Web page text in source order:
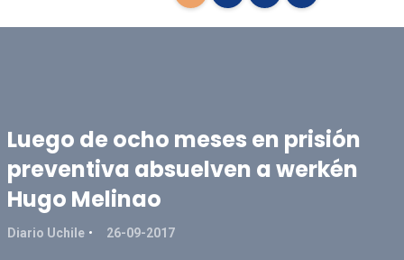
Luego de ocho meses en prisión
preventiva absuelven a werkén
Hugo Melinao
Diario Uchile 26-09-2017